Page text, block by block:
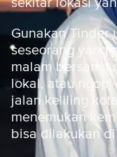
sekitar lokasi
Gunakan Tinder
seseorang yang
malam bersama
lokal, atau
jalan keliling
menemukan
bisa dilakukan